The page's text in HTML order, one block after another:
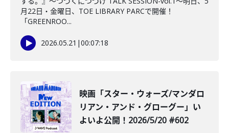
月22日・金曜日、TOE LIBRARY PARCで開催！
「GREENROO...
2026.05.21 |00:07:18
映画「スター・ウォーズ/マンダロ
リアン・アンド・グローグー」い
よいよ公開！2026/5/20 #602